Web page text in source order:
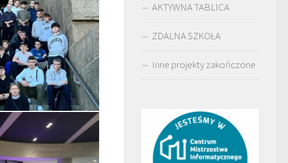
AKTYWNA TABLICA
ZDALNA SZKOŁA
Inne projekty zakończone